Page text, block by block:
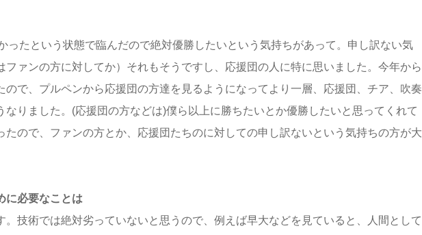
ったという状態で臨んだので絶対優勝したいという気持ちがあって。申し訳ない気
ファンの方に対してか）それもそうですし、応援団の人に特に思いました。今年から
ので、プルペンから応援団の方達を見るようになってより一層、応援団、チア、吹奏
りました。(応援団の方などは)僕ら以上に勝ちたいとか優勝したいと思ってくれて
たので、ファンの方とか、応援団たちのに対しての申し訳ないという気持ちの方が大
に必要なことは
。技術では絶対劣っていないと思うので、例えば早大などを見ていると、人間として